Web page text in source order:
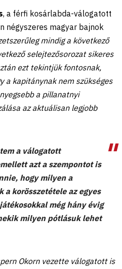
, a férfi kosárlabda-válogatott
négyszeres magyar bajnok
mindig a következő
selejtezősorozat sikeres
ezt tekintjük fontosnak,
a kapitánynak nem szükséges
a pillanatnyi
az aktuálisan legjobb
a válogatott
azt a szempontot is
hogy milyen a
a korösszetétele az egyes
még hány évig
milyen pótlásuk lehet
Okorn vezette válogatott is